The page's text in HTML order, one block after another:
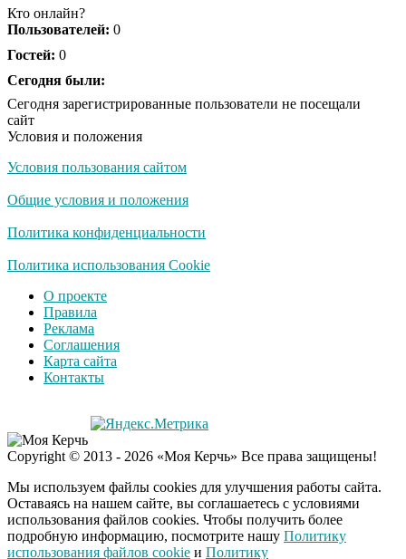
Королева вагона
оставит равнодушным
Кто онлайн?
Пользователей: 0
Гостей: 0
Сегодня были:
Сегодня зарегистрированные пользователи не посещали
сайт
Условия и положения
Условия пользования сайтом
Общие условия и положения
Политика конфиденциальности
Политика использования Cookie
О проекте
Правила
Реклама
Соглашения
Карта сайта
Контакты
Copyright © 2013 - 2026 «Моя Керчь» Все права защищены!
Мы используем файлы cookies для улучшения работы сайта.
Оставаясь на нашем сайте, вы соглашаетесь с условиями
использования файлов cookies. Чтобы получить более
подробную информацию, посмотрите нашу Политику
использования файлов cookie и Политику